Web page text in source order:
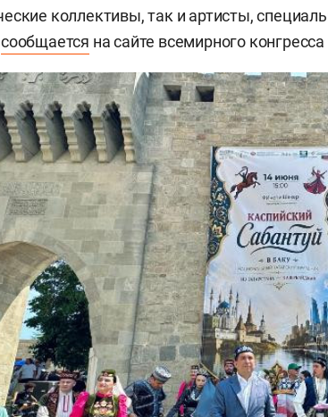
коллективы, так и артисты,
сообщается на сайте всемирного конгресса